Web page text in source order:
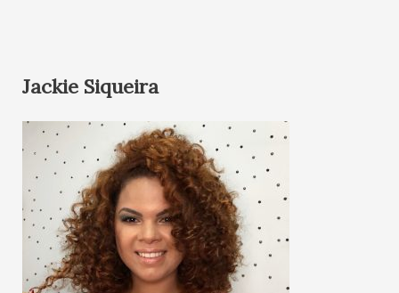
Jackie Siqueira